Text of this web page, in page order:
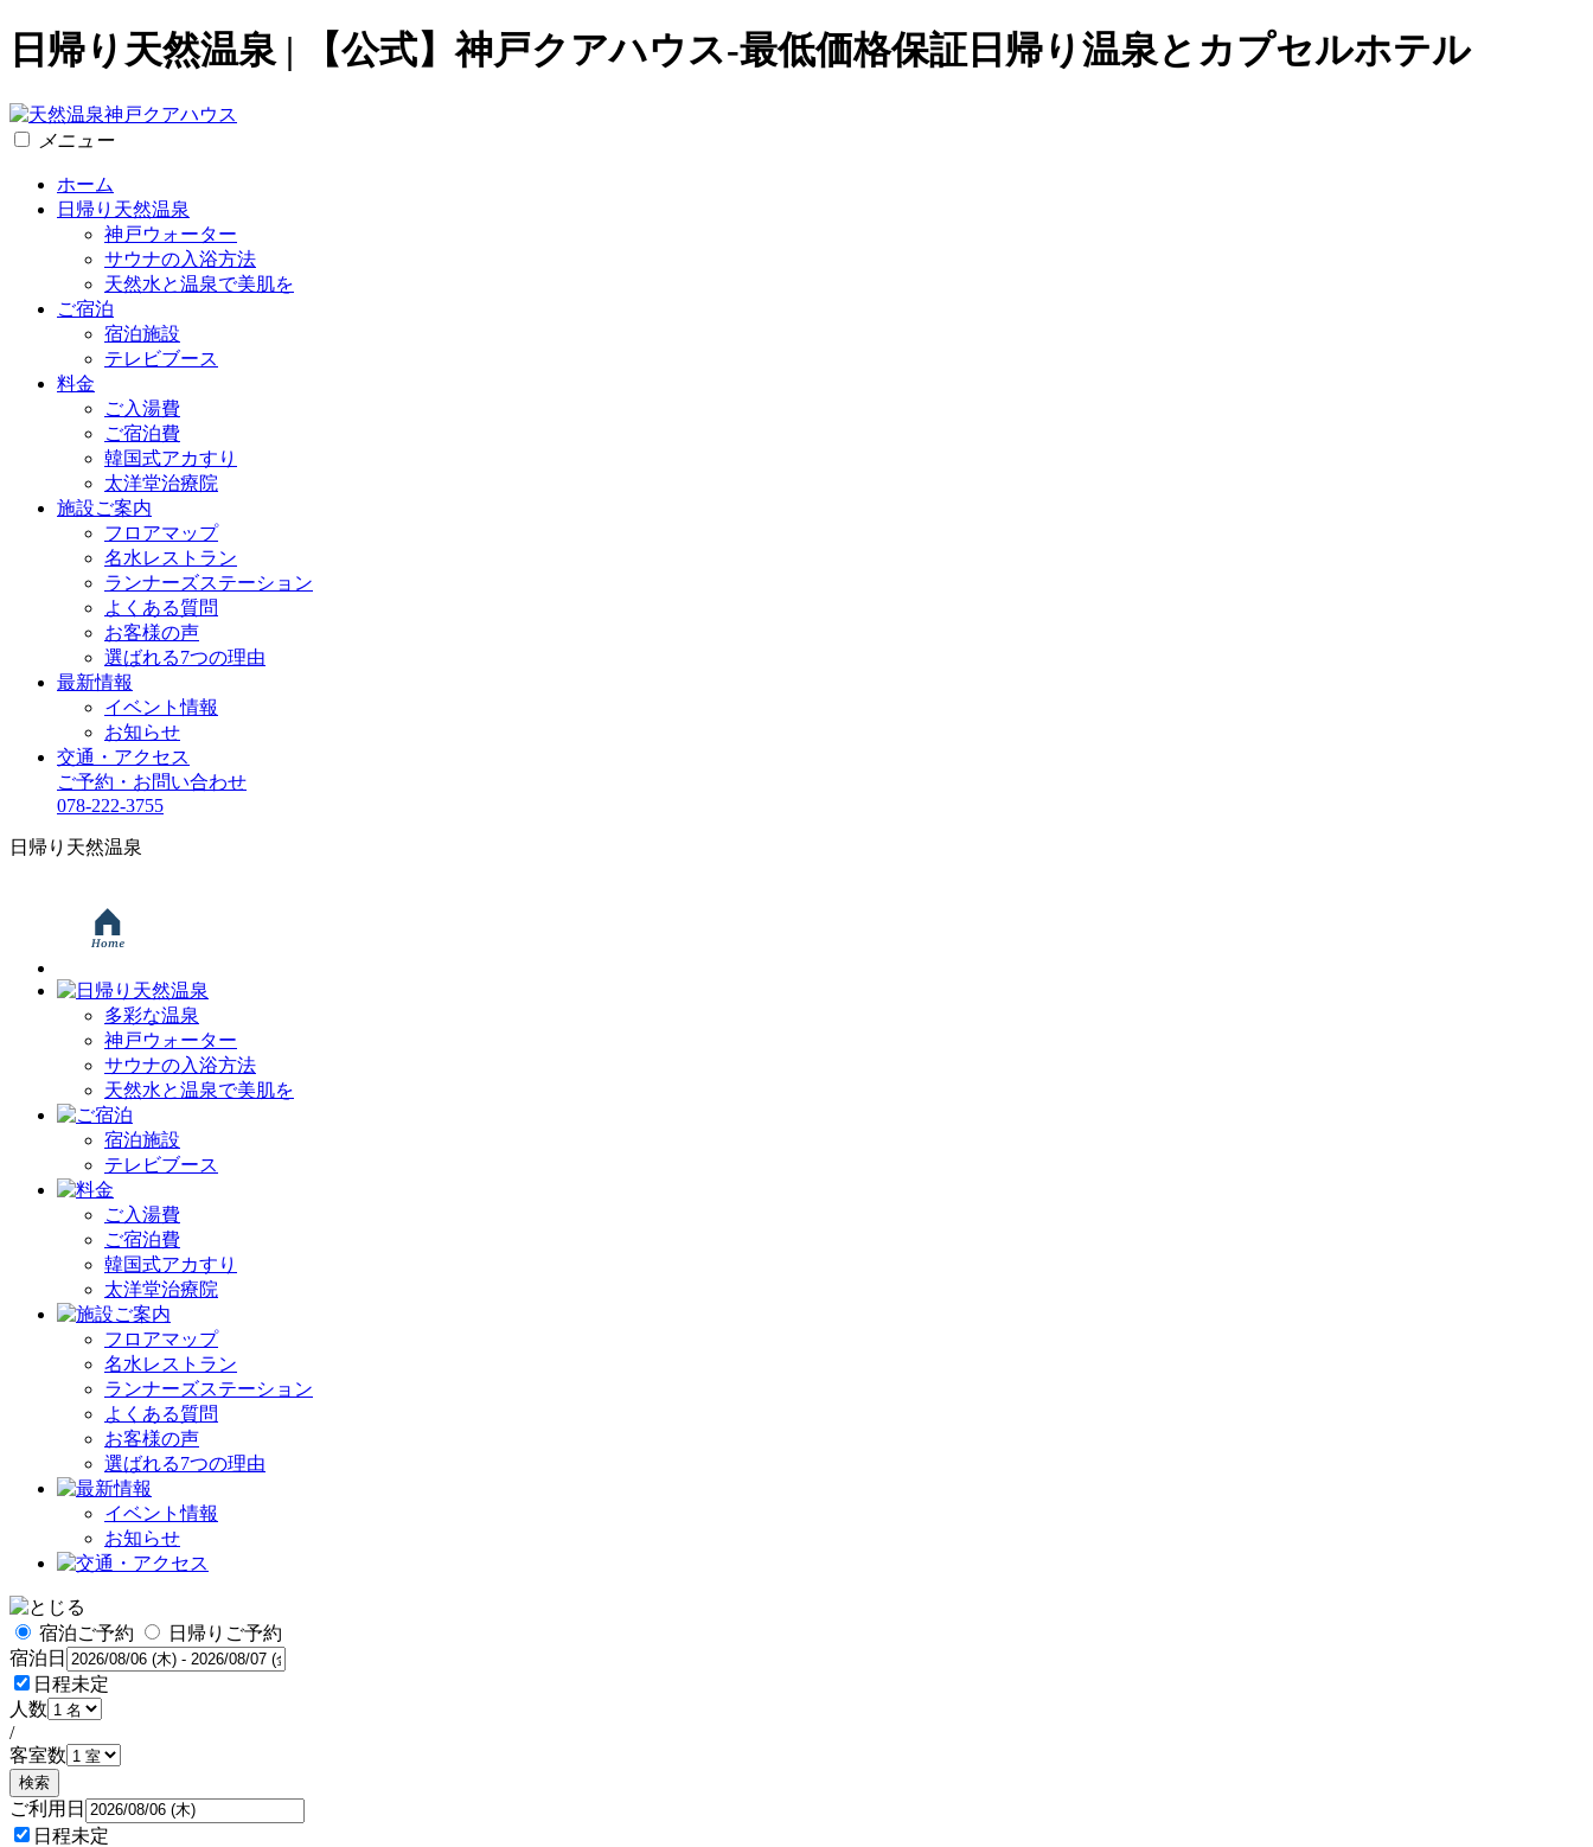
日帰り天然温泉 | 【公式】神戸クアハウス-最低価格保証日帰り温泉とカプセルホテル
メニュー
ホーム
日帰り天然温泉
神戸ウォーター
サウナの入浴方法
天然水と温泉で美肌を
ご宿泊
宿泊施設
テレビブース
料金
ご入湯費
ご宿泊費
韓国式アカすり
太洋堂治療院
施設ご案内
フロアマップ
名水レストラン
ランナーズステーション
よくある質問
お客様の声
選ばれる7つの理由
最新情報
イベント情報
お知らせ
交通・アクセス
ご予約・お問い合わせ
078-222-3755
日帰り天然温泉
多彩な温泉
神戸ウォーター
サウナの入浴方法
天然水と温泉で美肌を
宿泊施設
テレビブース
ご入湯費
ご宿泊費
韓国式アカすり
太洋堂治療院
フロアマップ
名水レストラン
ランナーズステーション
よくある質問
お客様の声
選ばれる7つの理由
イベント情報
お知らせ
宿泊ご予約
日帰りご予約
宿泊日
日程未定
人数
/
客室数
検索
ご利用日
日程未定